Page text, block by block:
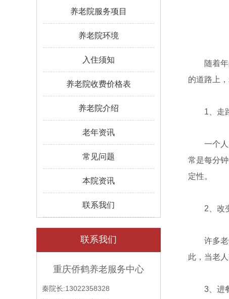
养老院服务项目
养老院环境
入住须知
养老院收费价格表
养老院介绍
老年资讯
常见问题
本院资讯
联系我们
联系我们
重庆侨鹤养老服务中心
秦院长:13022358328
随着年龄
的道路上
1、走
一个人必
常是每分
定性。
2、改变
许多老年
此，当老
3、进